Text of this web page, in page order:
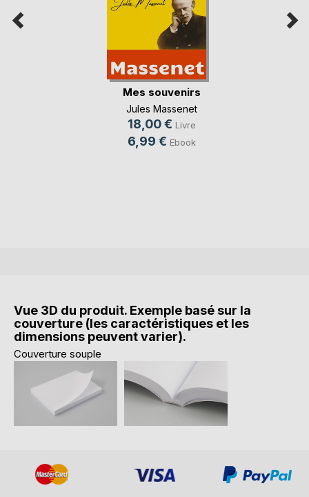
Mes souvenirs
Jules Massenet
18,00 € Livre
6,99 € Ebook
Vue 3D du produit. Exemple basé sur la
couverture (les caractéristiques et les
dimensions peuvent varier).
Couverture souple